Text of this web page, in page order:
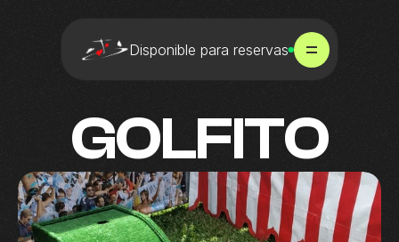
Disponible para reservas
GOLFITO